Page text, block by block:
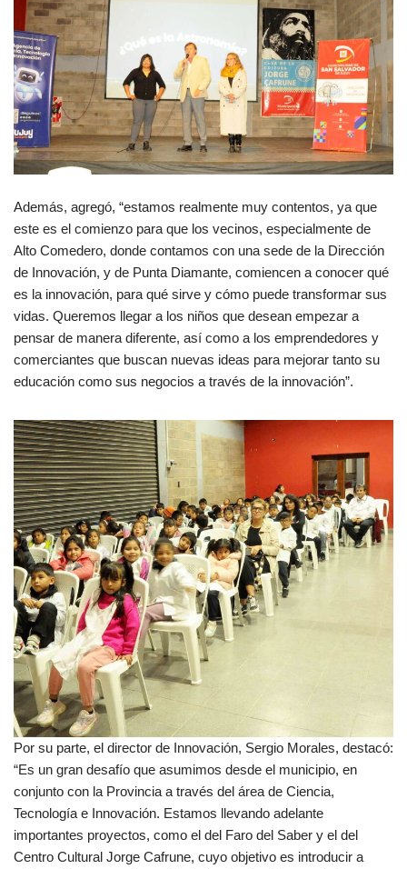
Además, agregó, “estamos realmente muy contentos, ya que
este es el comienzo para que los vecinos, especialmente de
Alto Comedero, donde contamos con una sede de la Dirección
de Innovación, y de Punta Diamante, comiencen a conocer qué
es la innovación, para qué sirve y cómo puede transformar sus
vidas. Queremos llegar a los niños que desean empezar a
pensar de manera diferente, así como a los emprendedores y
comerciantes que buscan nuevas ideas para mejorar tanto su
educación como sus negocios a través de la innovación”.
Por su parte, el director de Innovación, Sergio Morales, destacó:
“Es un gran desafío que asumimos desde el municipio, en
conjunto con la Provincia a través del área de Ciencia,
Tecnología e Innovación. Estamos llevando adelante
importantes proyectos, como el del Faro del Saber y el del
Centro Cultural Jorge Cafrune, cuyo objetivo es introducir a